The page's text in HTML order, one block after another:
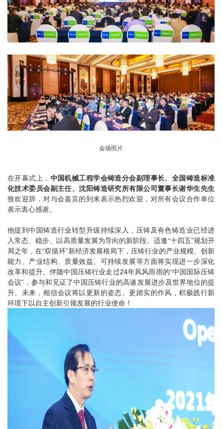
会场照片
在开幕式上， 中国机械工程学会铸造分会副理事长、全国铸造标准
化技术委员会副主任、沈阳铸造研究所有限公司董事长谢华生先生
致欢迎辞，对与会嘉宾的到来表示热烈欢迎，对所有会议合作单位
表示衷心感谢。
他提到中国铸造行业转型升级持续深入，压铸及有色铸造业已经进
入常态、稳步、以高质量发展为导向的新阶段。适逢“十四五”规划开
局之年，在“双循环”新经济发展格局下，压铸行业的产业规模、创新
能力、产业结构、质量效益、可持续发展等方面将实现进一步深化
改革和提升。伴随中国压铸行业走过24年风风雨雨的“中国国际压铸
会议”，参与和见证了中国压铸行业的高速发展进步及世界地位的提
升。未来，相信会议将以更新的姿态、更踏实的作风，积极践行新
环境下以自主创新引领发展的行业使命！